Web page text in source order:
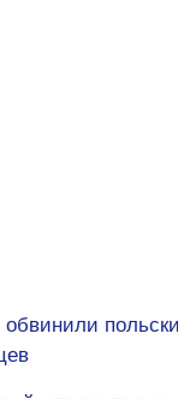
обвинили